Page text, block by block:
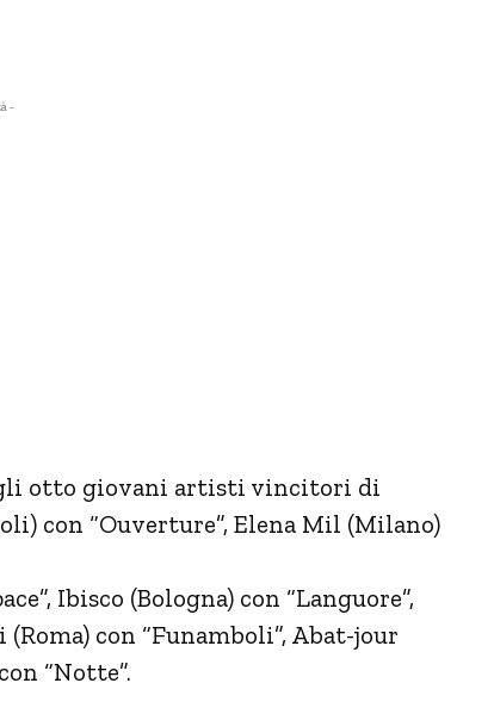
-
gli otto giovani artisti vincitori di
con “Ouverture”, Elena Mil (Milano)
Ibisco (Bologna) con “Languore”,
con “Funamboli”, Abat-jour
“Notte”.